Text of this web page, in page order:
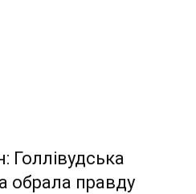
Голлівудська
обрала правду